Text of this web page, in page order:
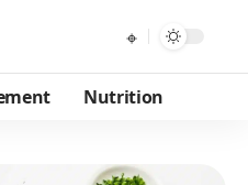
Nutrition